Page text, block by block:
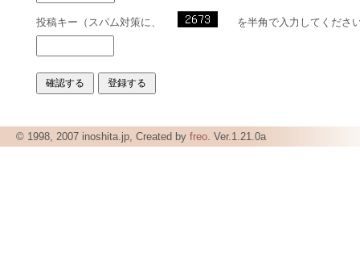
投稿キー（スパム対策に、 を半角で入力してくださ
© 1998, 2007 inoshita.jp, Created by freo. Ver.1.21.0a